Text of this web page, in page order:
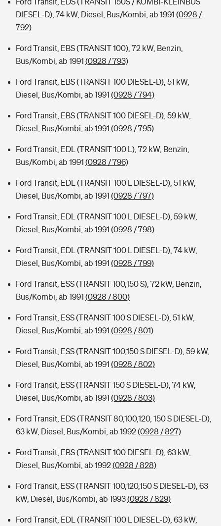
DIESEL-D), 74 kW, Diesel, Bus/Kombi, ab 1991 (0928 /
792)
Ford Transit, EBS (TRANSIT 100), 72 kW, Benzin,
Bus/Kombi, ab 1991 (0928 / 793)
Ford Transit, EBS (TRANSIT 100 DIESEL-D), 51 kW,
Diesel, Bus/Kombi, ab 1991 (0928 / 794)
Ford Transit, EBS (TRANSIT 100 DIESEL-D), 59 kW,
Diesel, Bus/Kombi, ab 1991 (0928 / 795)
Ford Transit, EDL (TRANSIT 100 L), 72 kW, Benzin,
Bus/Kombi, ab 1991 (0928 / 796)
Ford Transit, EDL (TRANSIT 100 L DIESEL-D), 51 kW,
Diesel, Bus/Kombi, ab 1991 (0928 / 797)
Ford Transit, EDL (TRANSIT 100 L DIESEL-D), 59 kW,
Diesel, Bus/Kombi, ab 1991 (0928 / 798)
Ford Transit, EDL (TRANSIT 100 L DIESEL-D), 74 kW,
Diesel, Bus/Kombi, ab 1991 (0928 / 799)
Ford Transit, ESS (TRANSIT 100,150 S), 72 kW, Benzin,
Bus/Kombi, ab 1991 (0928 / 800)
Ford Transit, ESS (TRANSIT 100 S DIESEL-D), 51 kW,
Diesel, Bus/Kombi, ab 1991 (0928 / 801)
Ford Transit, ESS (TRANSIT 100,150 S DIESEL-D), 59 kW,
Diesel, Bus/Kombi, ab 1991 (0928 / 802)
Ford Transit, ESS (TRANSIT 150 S DIESEL-D), 74 kW,
Diesel, Bus/Kombi, ab 1991 (0928 / 803)
Ford Transit, EDS (TRANSIT 80,100,120, 150 S DIESEL-D),
63 kW, Diesel, Bus/Kombi, ab 1992(0928 / 827)
Ford Transit, EBS (TRANSIT 100 DIESEL-D), 63 kW,
Diesel, Bus/Kombi, ab 1992(0928 / 828)
Ford Transit, ESS (TRANSIT 100,120,150 S DIESEL-D), 63
kW, Diesel, Bus/Kombi, ab 1993(0928 / 829)
Ford Transit, EDL (TRANSIT 100 L DIESEL-D), 63 kW,